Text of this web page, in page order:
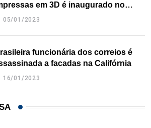
em 3D é inaugurado no
05/01/2023
funcionária dos correios é
a facadas na Califórnia
16/01/2023